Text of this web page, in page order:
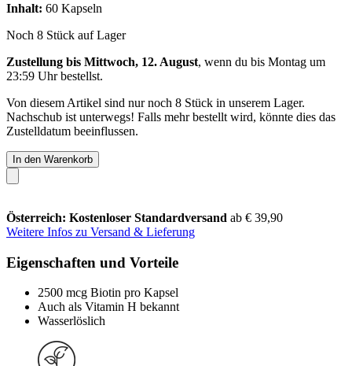
Inhalt: 60 Kapseln
Noch 8 Stück auf Lager
Zustellung bis Mittwoch, 12. August, wenn du bis Montag um
23:59 Uhrbestellst.
Von diesem Artikel sind nur noch 8 Stück in unserem Lager.
Nachschub ist unterwegs! Falls mehr bestellt wird, könnte dies das
Zustelldatum beeinflussen.
In den Warenkorb
Österreich: Kostenloser Standardversand ab € 39,90
Weitere Infos zu Versand & Lieferung
Eigenschaften und Vorteile
2500 mcg Biotin pro Kapsel
Auch als Vitamin H bekannt
Wasserlöslich